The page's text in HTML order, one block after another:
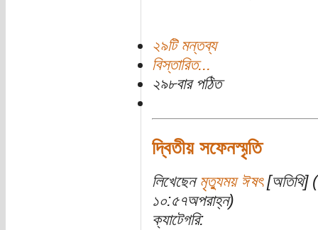
২৯টি মন্তব্য
বিস্তারিত...
২৯৮বার পঠিত
দ্বিতীয় সফেনস্মৃতি
লিখেছেন মৃত্যুময় ঈষৎ[অতিথি]
১০:৫৭অপরাহ্ন)
ক্যাটেগরি: